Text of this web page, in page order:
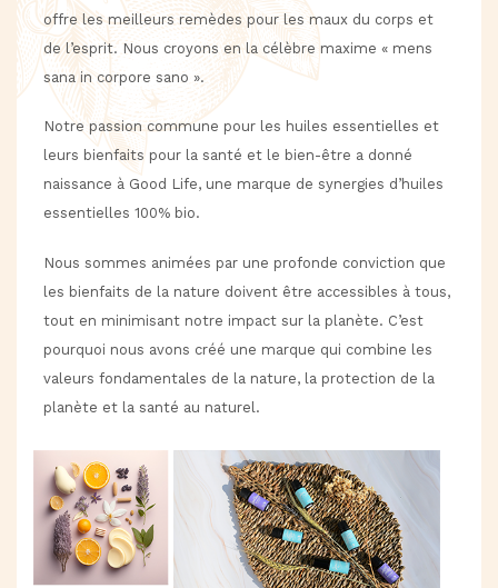
offre les meilleurs remèdes pour les maux du corps et
de l’esprit. Nous croyons en la célèbre maxime « mens
sana in corpore sano ».
Notre passion commune pour les huiles essentielles et
leurs bienfaits pour la santé et le bien-être a donné
naissance à Good Life, une marque de synergies d’huiles
essentielles 100% bio.
Nous sommes animées par une profonde conviction que
les bienfaits de la nature doivent être accessibles à tous,
tout en minimisant notre impact sur la planète. C’est
pourquoi nous avons créé une marque qui combine les
valeurs fondamentales de la nature, la protection de la
planète et la santé au naturel.